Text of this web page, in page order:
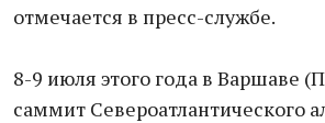
отмечается в пресс-службе.
8-9 июля этого года в Варшаве
саммит Североатлантического